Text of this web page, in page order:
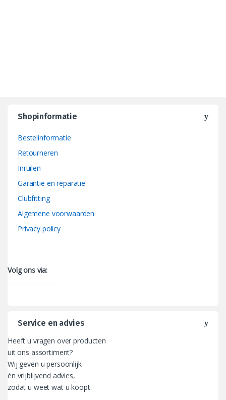
Shopinformatie
Bestelinformatie
Retourneren
Inruilen
Garantie en reparatie
Clubfitting
Algemene voorwaarden
Privacy policy
Volg ons via:
Service en advies
Heeft u vragen over producten
uit ons assortiment?
Wij geven u persoonlijk
én vrijblijvend advies,
zodat u weet wat u koopt.